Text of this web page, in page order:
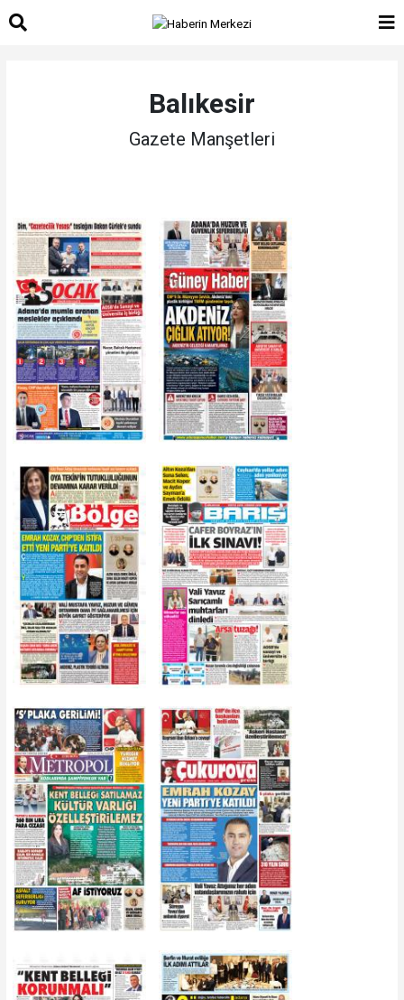
Balıkesir
Gazete Manşetleri